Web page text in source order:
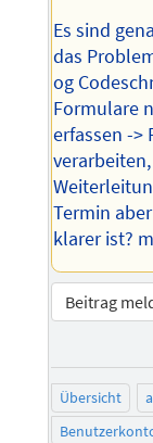
Es sind
das
og
Formulare
erfassen ->
Termin
klarer ist?
Beitrag
Übersicht